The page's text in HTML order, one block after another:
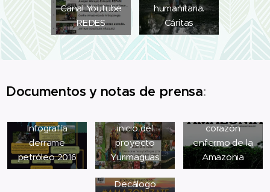
Canal Youtube
REDES
humanitaria.
Cáritas
Documentos y notas de prensa:
Infografía
derrame
petróleo 2016
Noticia prensa
inicio del
proyecto
Yurimaguas
Articulo Vida
corazón
enfermo de la
Amazonia
Decálogo